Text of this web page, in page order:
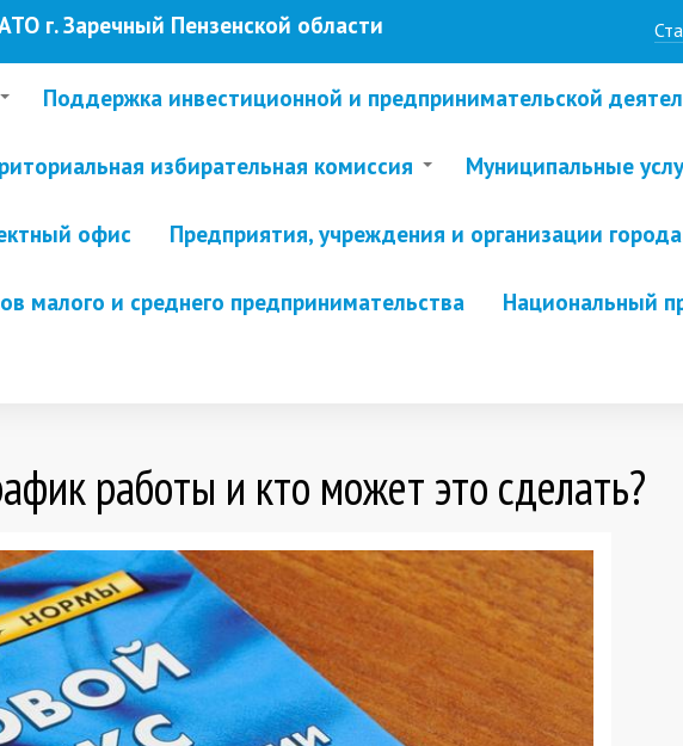
г. Заречный Пензенской области
Поддержка инвестиционной и предпринимательской
избирательная комиссия Муниципальные
офис Предприятия, учреждения и организации города
малого и среднего предпринимательства Национальный
работы и кто может это сделать?